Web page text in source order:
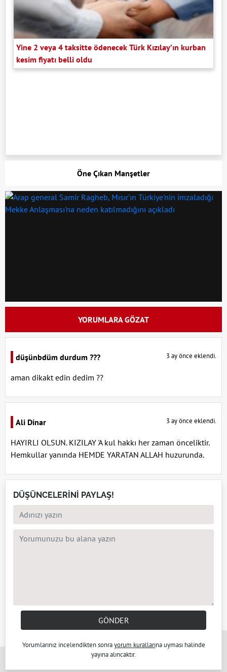
Yine 2 veya 4 taksitte ödenecek Türk Kızılay’ın kurban
kesim fiyatı belli oldu
Öne Çıkan Manşetler
YORUMLARA GÖZAT
düşünbdüm durdum ??? 3 ay önce eklendi.
aman dikakt edin dedim ??
Ali Dinar 3 ay önce eklendi.
HAYIRLI OLSUN. KIZILAY 'A kul hakkı her zaman önceliktir.
Hemkullar yanında HEMDE YARATAN ALLAH huzurunda.
DÜŞÜNCELERİNİ PAYLAŞ!
GÖNDER
Yorumlarınız incelendikten sonrayorum kurallarına uyması halinde
yayına alıncaktır.